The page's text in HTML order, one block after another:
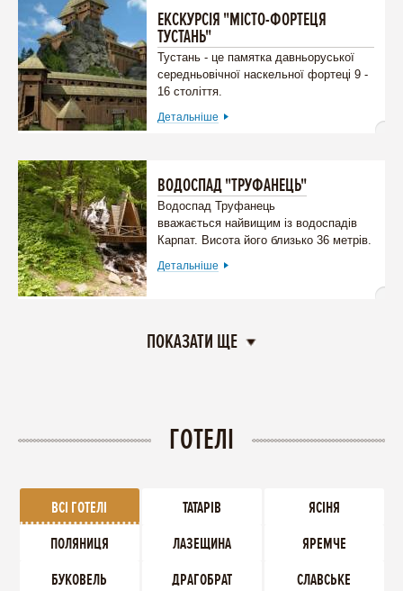
ЕКСКУРСІЯ "МІСТО-ФОРТЕЦЯ
ТУСТАНЬ"
Тустань - це памятка давньоруської
середньовічної наскельної фортеці 9 -
16 століття.
Детальніше
ВОДОСПАД "ТРУФАНЕЦЬ"
Водоспад Труфанець
вважається найвищим із водоспадів
Карпат. Висота його близько 36 метрів.
Детальніше
ПОКАЗАТИ ЩЕ
ГОТЕЛІ
ВСІ ГОТЕЛІ ТАТАРІВ
ЯСІНЯ
ПОЛЯНИЦЯ
ЛАЗЕЩИНА
ЯРЕМЧЕ
БУКОВЕЛЬ
ДРАГОБРАТ
СЛАВСЬКЕ